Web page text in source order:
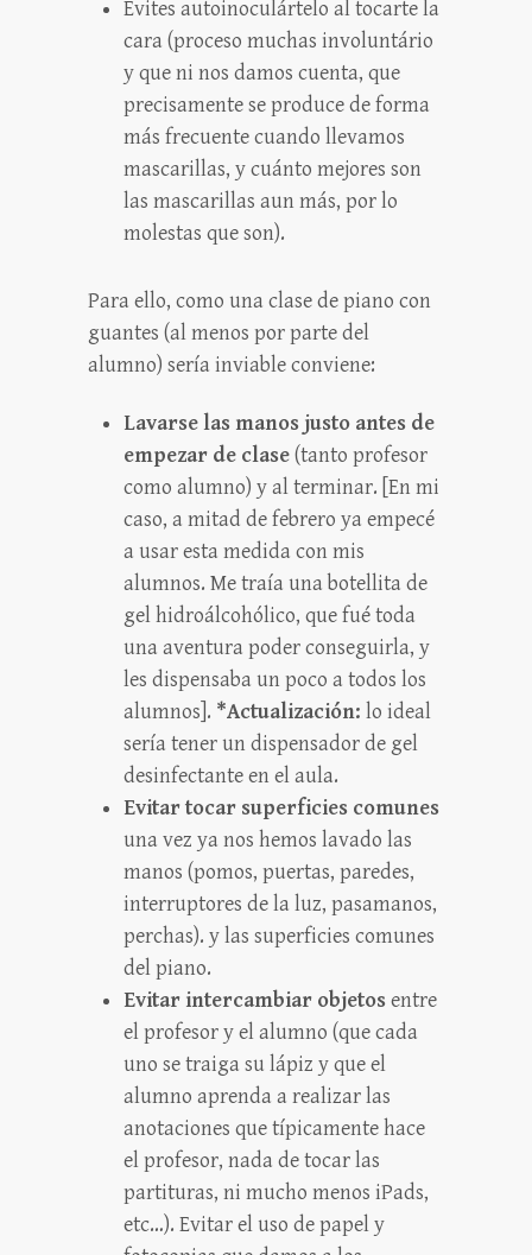
Evites autoinoculártelo al tocarte la
cara (proceso muchas involuntário
y que ni nos damos cuenta, que
precisamente se produce de forma
más frecuente cuando llevamos
mascarillas, y cuánto mejores son
las mascarillas aun más, por lo
molestas que son).
Para ello, como una clase de piano con
guantes (al menos por parte del
alumno) sería inviable conviene:
Lavarse las manos justo antes de
empezar de clase(tanto profesor
como alumno) y al terminar. [En mi
caso, a mitad de febrero ya empecé
a usar esta medida con mis
alumnos. Me traía una botellita de
gel hidroálcohólico, que fué toda
una aventura poder conseguirla, y
les dispensaba un poco a todos los
alumnos]. *Actualización: lo ideal
sería tener un dispensador de gel
desinfectante en el aula.
Evitar tocar superficies comunes
una vez ya nos hemos lavado las
manos (pomos, puertas, paredes,
interruptores de la luz, pasamanos,
perchas). y las superficies comunes
del piano.
Evitar intercambiar objetosentre
el profesor y el alumno (que cada
uno se traiga su lápiz y que el
alumno aprenda a realizar las
anotaciones que típicamente hace
el profesor, nada de tocar las
partituras, ni mucho menos iPads,
etc…). Evitar el uso de papel y